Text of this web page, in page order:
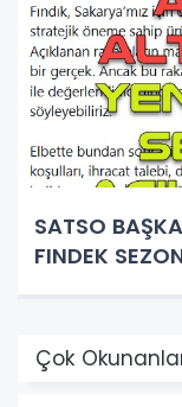
SATSO
FINDEK
Çok